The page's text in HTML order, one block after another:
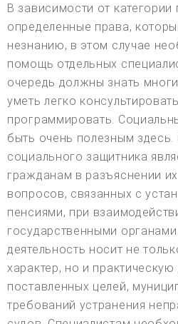
В зависимости от
определенные права,
незнанию, в этом случае
помощь отдельных
очередь должны знать
уметь легко
программировать.
быть очень полезным
социального защитника
гражданам в разъяснении
вопросов, связанных с
пенсиями, при
государственными
деятельность носит не
характер, но и
поставленных целей,
требований устранения